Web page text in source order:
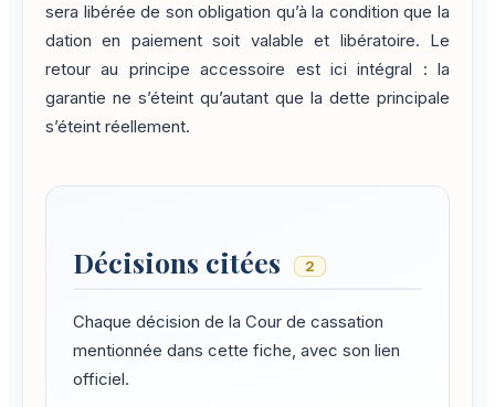
sera libérée de son obligation qu’à la condition que la
dation en paiement soit valable et libératoire. Le
retour au principe accessoire est ici intégral : la
garantie ne s’éteint qu’autant que la dette principale
s’éteint réellement.
Décisions citées 2
Chaque décision de la Cour de cassation
mentionnée dans cette fiche, avec son lien
officiel.